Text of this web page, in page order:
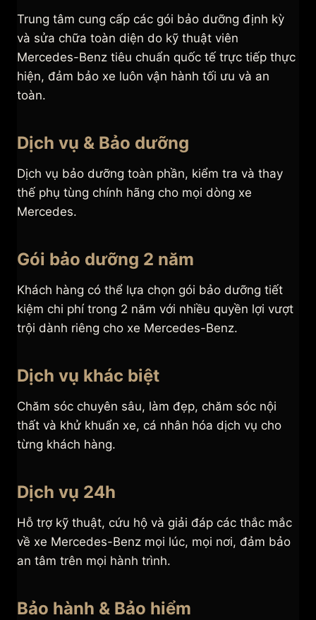
Trung tâm cung cấp các gói bảo dưỡng định kỳ
và sửa chữa toàn diện do kỹ thuật viên
Mercedes-Benz tiêu chuẩn quốc tế trực tiếp thực
hiện, đảm bảo xe luôn vận hành tối ưu và an
toàn.
Dịch vụ & Bảo dưỡng
Dịch vụ bảo dưỡng toàn phần, kiểm tra và thay
thế phụ tùng chính hãng cho mọi dòng xe
Mercedes.
Gói bảo dưỡng 2 năm
Khách hàng có thể lựa chọn gói bảo dưỡng tiết
kiệm chi phí trong 2 năm với nhiều quyền lợi vượt
trội dành riêng cho xe Mercedes-Benz.
Dịch vụ khác biệt
Chăm sóc chuyên sâu, làm đẹp, chăm sóc nội
thất và khử khuẩn xe, cá nhân hóa dịch vụ cho
từng khách hàng.
Dịch vụ 24h
Hỗ trợ kỹ thuật, cứu hộ và giải đáp các thắc mắc
về xe Mercedes-Benz mọi lúc, mọi nơi, đảm bảo
an tâm trên mọi hành trình.
Bảo hành & Bảo hiểm